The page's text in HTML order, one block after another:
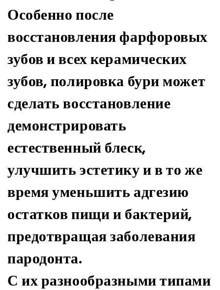
Особенно после
восстановления фарфоровых
зубов и всех керамических
зубов, полировка бури может
сделать восстановление
демонстрировать
естественный блеск,
улучшить эстетику и в то же
время уменьшить адгезию
остатков пищи и бактерий,
предотвращая заболевания
пародонта.
С их разнообразными типами